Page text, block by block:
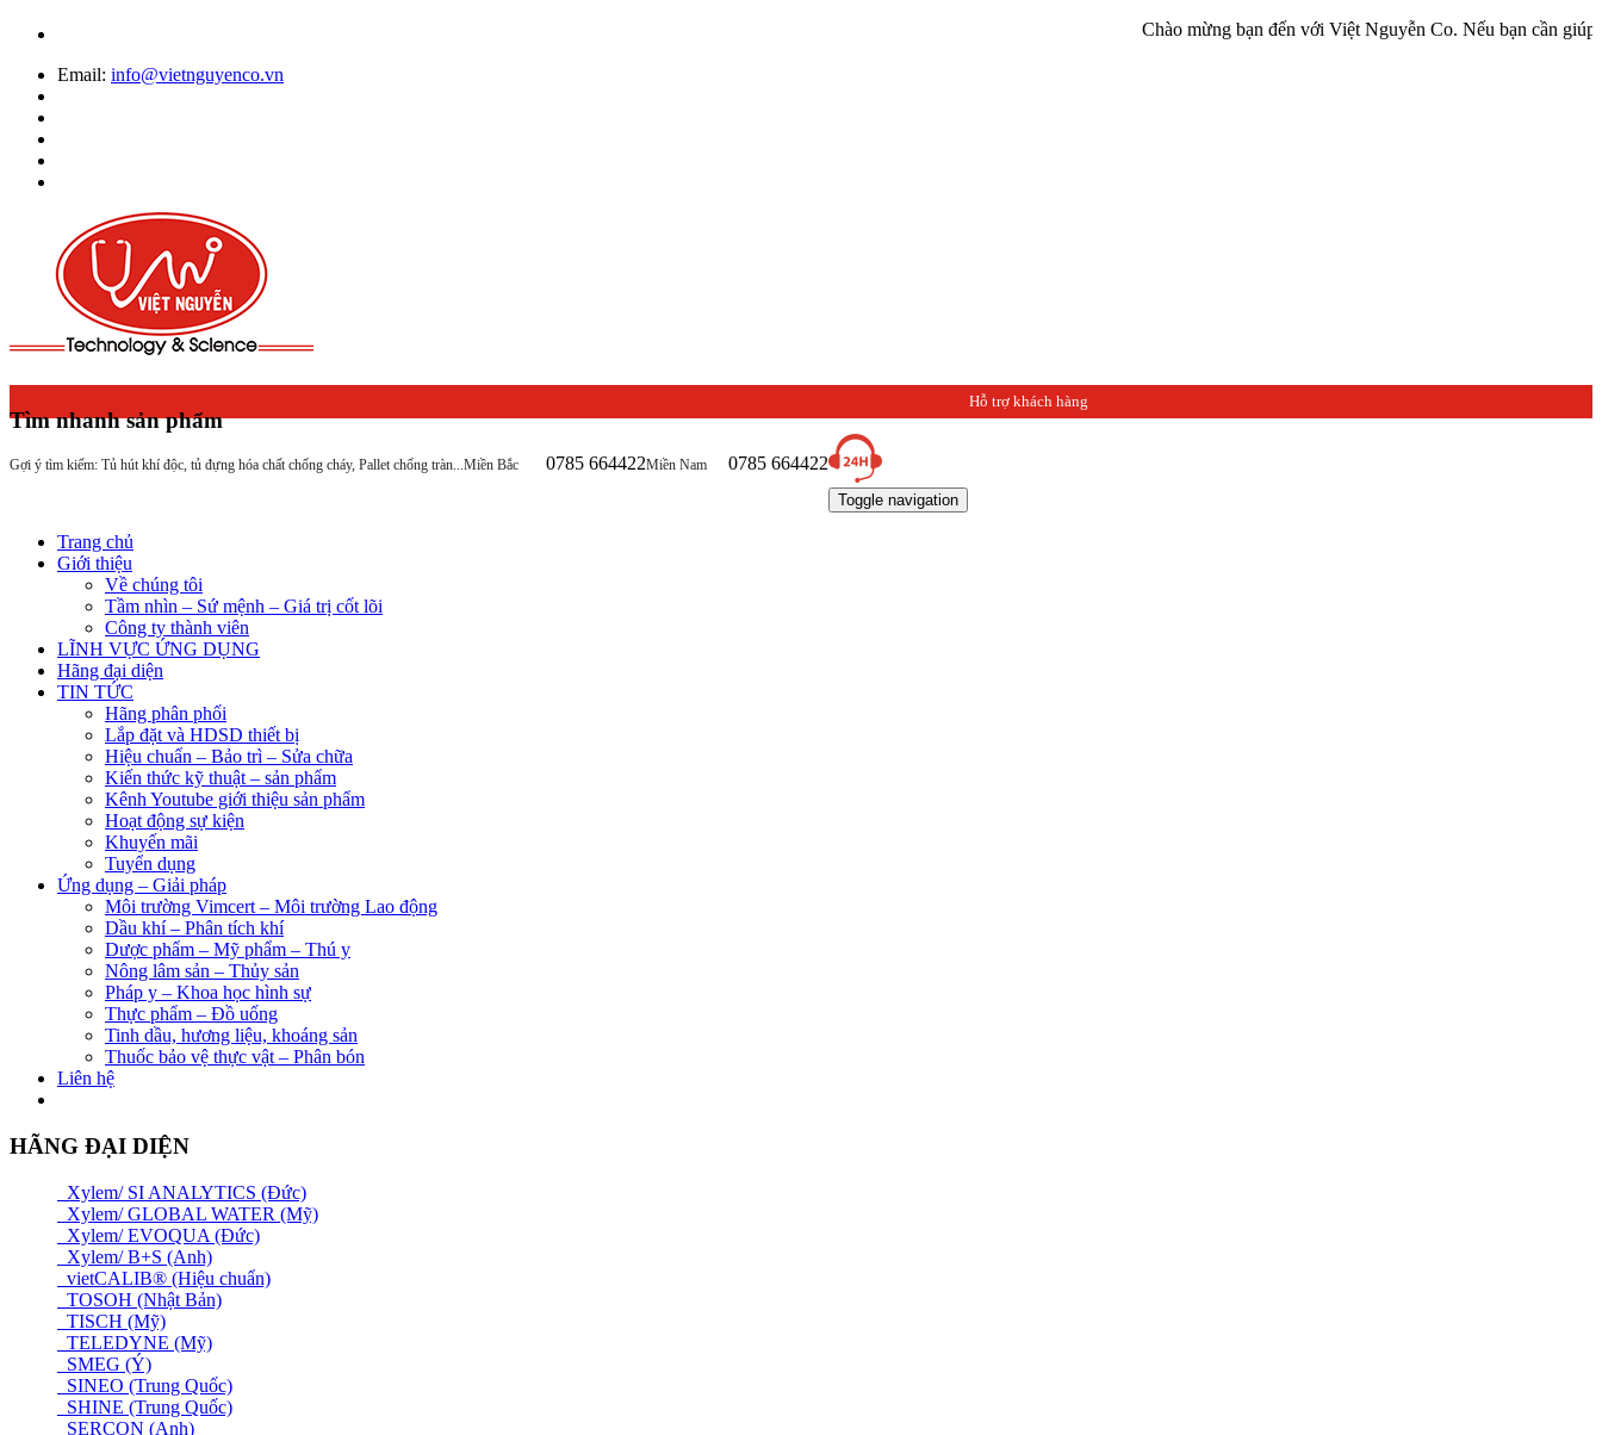
Chào mừng bạn đến với Việt Nguyễn Co. Nếu bạn cần giúp đỡ hãy
Email: info@vietnguyenco.vn
Tìm nhanh sản phẩm
Gợi ý tìm kiếm: Tủ hút khí độc, tủ đựng hóa chất chống cháy, Pallet chống tràn...
Hỗ trợ khách hàng
Miền Bắc 0785 664422Miền Nam 0785 664422
Toggle navigation
Trang chủ
Giới thiệu
Về chúng tôi
Tầm nhìn – Sứ mệnh – Giá trị cốt lõi
Công ty thành viên
LĨNH VỰC ỨNG DỤNG
Hãng đại diện
TIN TỨC
Hãng phân phối
Lắp đặt và HDSD thiết bị
Hiệu chuẩn – Bảo trì – Sửa chữa
Kiến thức kỹ thuật – sản phẩm
Kênh Youtube giới thiệu sản phẩm
Hoạt động sự kiện
Khuyến mãi
Tuyển dụng
Ứng dụng – Giải pháp
Môi trường Vimcert – Môi trường Lao động
Dầu khí – Phân tích khí
Dược phẩm – Mỹ phẩm – Thú y
Nông lâm sản – Thủy sản
Pháp y – Khoa học hình sự
Thực phẩm – Đồ uống
Tinh dầu, hương liệu, khoáng sản
Thuốc bảo vệ thực vật – Phân bón
Liên hệ
HÃNG ĐẠI DIỆN
Xylem/ SI ANALYTICS (Đức)
Xylem/ GLOBAL WATER (Mỹ)
Xylem/ EVOQUA (Đức)
Xylem/ B+S (Anh)
vietCALIB® (Hiệu chuẩn)
TOSOH (Nhật Bản)
TISCH (Mỹ)
TELEDYNE (Mỹ)
SMEG (Ý)
SINEO (Trung Quốc)
SHINE (Trung Quốc)
SERCON (Anh)